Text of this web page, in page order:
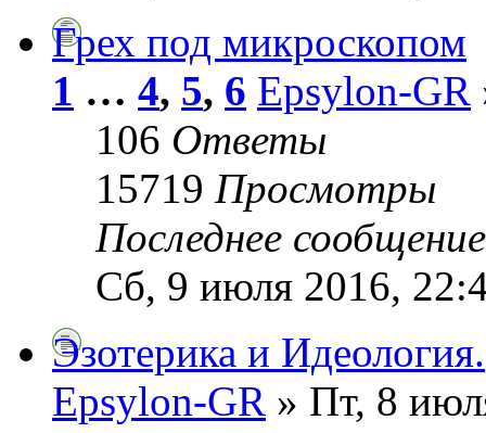
Грех под микроскопом
1 … 4, 5, 6 Epsylon-GR
106 Ответы
15719 Просмотры
Последнее
Сб, 9 июля 2016,
Эзотерика и Идеология.
Epsylon-GR » Пт, 8